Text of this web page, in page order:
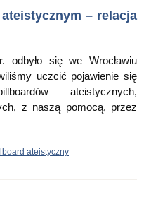
– relacja
się we Wrocławiu
uczcić pojawienie się
ateistycznych,
z naszą pomocą, przez
ateistyczny